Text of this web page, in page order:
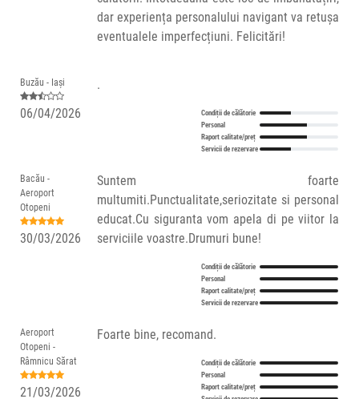
dar experiența personalului navigant va retușa
eventualele imperfecțiuni. Felicitări!
Buzău - Iași
06/04/2026
.
Condiții de călătorie
Personal
Raport calitate/preț
Servicii de rezervare
Bacău -
Aeroport
Otopeni
30/03/2026
Suntem foarte
multumiti.Punctualitate,seriozitate si personal
educat.Cu siguranta vom apela di pe viitor la
serviciile voastre.Drumuri bune!
Condiții de călătorie
Personal
Raport calitate/preț
Servicii de rezervare
Aeroport
Otopeni -
Râmnicu Sărat
21/03/2026
Foarte bine, recomand.
Condiții de călătorie
Personal
Raport calitate/preț